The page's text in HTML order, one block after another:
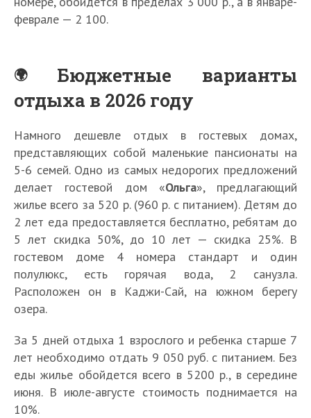
феврале — 2 100.
Бюджетные варианты
отдыха в 2026 году
Намного дешевле отдых в гостевых домах,
представляющих собой маленькие пансионаты на
5-6 семей. Одно из самых недорогих предложений
делает гостевой дом «Ольга», предлагающий
жилье всего за 520 р. (960 р. с питанием). Детям до
2 лет еда предоставляется бесплатно, ребятам до
5 лет скидка 50%, до 10 лет — скидка 25%. В
гостевом доме 4 номера стандарт и один
полулюкс, есть горячая вода, 2 санузла.
Расположен он в Каджи-Сай, на южном берегу
озера.
За 5 дней отдыха 1 взрослого и ребенка старше 7
лет необходимо отдать 9 050 руб. с питанием. Без
еды жилье обойдется всего в 5200 р., в середине
июня. В июле-августе стоимость поднимается на
10%.